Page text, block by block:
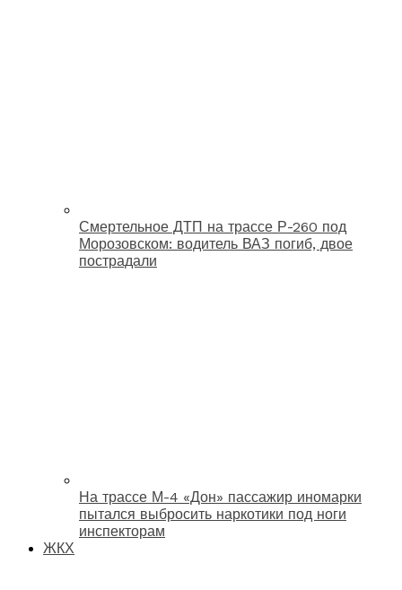
Смертельное ДТП на трассе Р-260 под
Морозовском: водитель ВАЗ погиб, двое
пострадали
На трассе М-4 «Дон» пассажир иномарки
пытался выбросить наркотики под ноги
инспекторам
ЖКХ